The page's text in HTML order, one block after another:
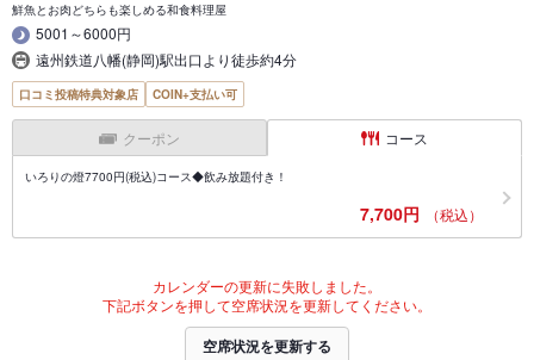
鮮魚とお肉どちらも楽しめる和食料理屋
5001～6000円
遠州鉄道八幡(静岡)駅出口より徒歩約4分
口コミ投稿特典対象店 COIN+支払い可
クーポン コース
いろりの燈7700円(税込)コース◆飲み放題付き！
7,700円 （税込）
カレンダーの更新に失敗しました。
下記ボタンを押して空席状況を更新してください。
空席状況を更新する